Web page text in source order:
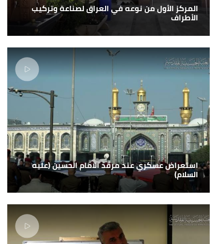
المركز الأول من نوعه في العراق لصناعة وتركيب
الأطراف
استعراض عسكري عند مرقد الامام الحسين (عليه
السلام)